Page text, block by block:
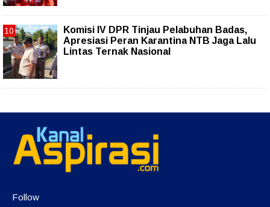
Komisi IV DPR Tinjau Pelabuhan Badas,
Apresiasi Peran Karantina NTB Jaga Lalu
Lintas Ternak Nasional
Follow